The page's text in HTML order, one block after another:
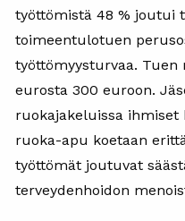
työttömistä 48 % joutui
toimeentulotuen
työttömyysturvaa. Tuen
eurosta 300 euroon.
ruokajakeluissa ihmiset
ruoka-apu koetaan
työttömät joutuvat
terveydenhoidon